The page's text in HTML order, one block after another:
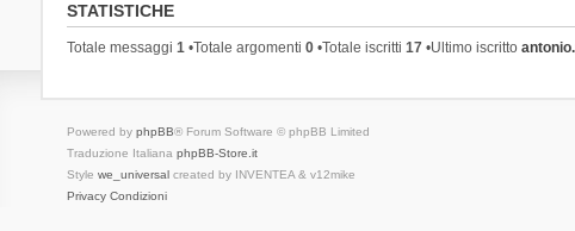
STATISTICHE
Totale messaggi 1•Totale argomenti 0•Totale iscritti 17•Ultimo iscritto
Powered by phpBB® Forum Software © phpBB Limited
Traduzione Italiana phpBB-Store.it
Style we_universalcreated by INVENTEA & v12mike
Privacy Condizioni